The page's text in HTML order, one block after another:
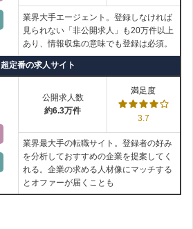
業界大手エージェント。登録しなければ
見られない「非公開求人」も20万件以上
あり、情報収集の意味でも登録は必須。
超定番の求人サイト
公開求人数
約6.3万件
満足度
3.7
業界最大手の転職サイト。登録者の好み
を分析しておすすめの企業を提案してく
れる。企業の求める人材像にマッチする
とオファーが届くことも